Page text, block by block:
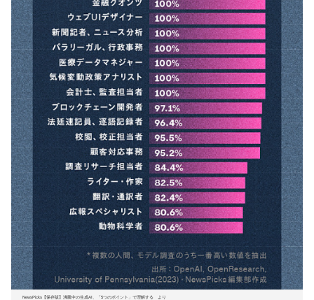
NewsPicks【保存版】沸騰中の生成AI、「5つのポイント」で理解する より